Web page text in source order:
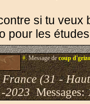
si tu veux
pour les
#.Message decoup
France (31 -
2023Messages: